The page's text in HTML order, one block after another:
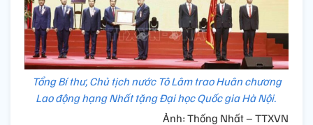
Tổng Bí thư, Chủ tịch nước Tô Lâm trao Huân chương
Lao động hạng Nhất tặng Đại học Quốc gia Hà Nội.
Ảnh: Thống Nhất – TTXVN